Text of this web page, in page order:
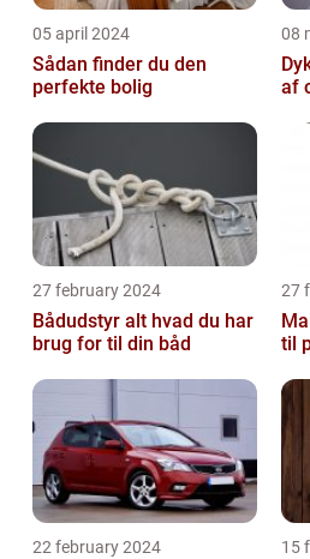
05 april 2024
Sådan finder du den
perfekte bolig
08
af
27 february 2024
Bådudstyr alt hvad du har
brug for til din båd
27
til
22 february 2024 15